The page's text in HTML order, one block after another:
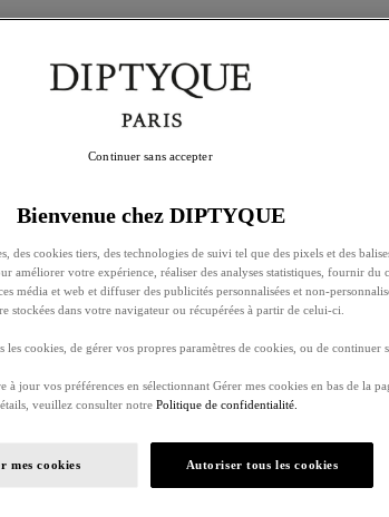
Bienvenue chez DIPTYQUE
des cookies tiers, des technologies de suivi tel que des pixels et des
améliorer votre expérience, réaliser des analyses statistiques, fournir du
média et web et diffuser des publicités personnalisées et non-
stockées dans votre navigateur ou récupérées à partir de celui-ci.
cookies, de gérer vos propres paramètres de cookies, ou de continuer
jour vos préférences en sélectionnant Gérer mes cookies en bas de la
veuillez consulter notre Politique de confidentialité.
mes cookies Autoriser tous les cookies
Continuer sans accepter